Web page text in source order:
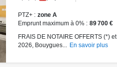
PTZ+
zone A
Emprunt maximum à 0%
89 700 €
FRAIS DE NOTAIRE OFFERTS (*)
2026, Bouygues...
En savoir plus